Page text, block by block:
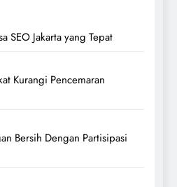
SEO Jakarta yang Tepat
Kurangi Pencemaran
Bersih Dengan Partisipasi